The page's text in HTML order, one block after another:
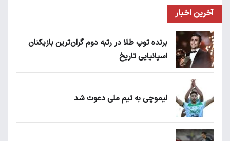
آخرین اخبار
برنده توپ طلا در رتبه دوم گران‌ترین بازیکنان
اسپانیایی تاریخ
لیموچی به تیم ملی دعوت شد